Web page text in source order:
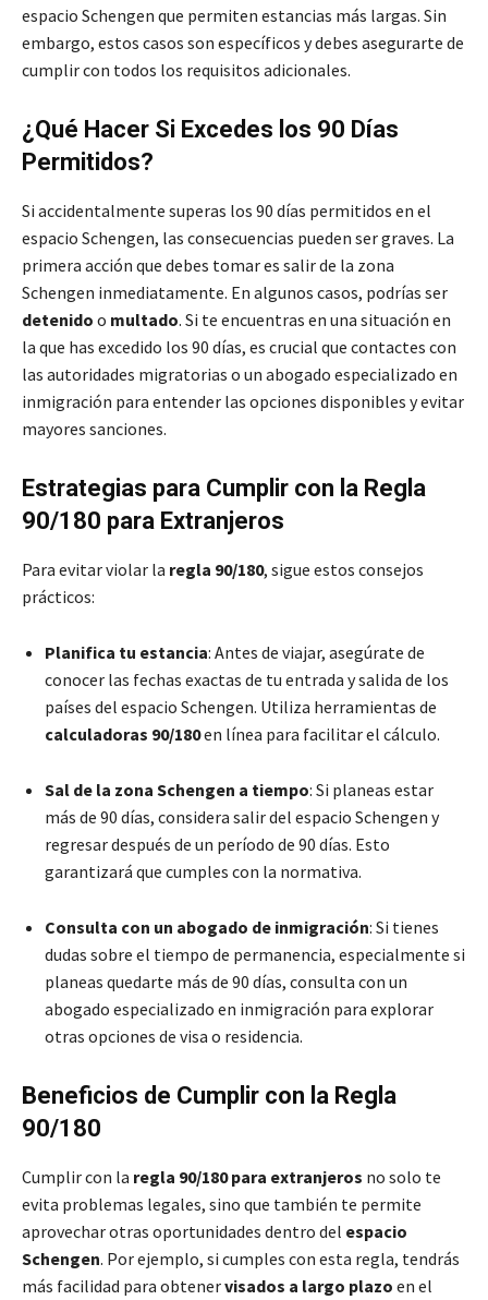
espacio Schengen que permiten estancias más largas. Sin
embargo, estos casos son específicos y debes asegurarte de
cumplir con todos los requisitos adicionales.
¿Qué Hacer Si Excedes los 90 Días
Permitidos?
Si accidentalmente superas los 90 días permitidos en el
espacio Schengen, las consecuencias pueden ser graves. La
primera acción que debes tomar es salir de la zona
Schengen inmediatamente. En algunos casos, podrías ser
detenido o multado. Si te encuentras en una situación en
la que has excedido los 90 días, es crucial que contactes con
las autoridades migratorias o un abogado especializado en
inmigración para entender las opciones disponibles y evitar
mayores sanciones.
Estrategias para Cumplir con la Regla
90/180 para Extranjeros
Para evitar violar la regla 90/180, sigue estos consejos
prácticos:
Planifica tu estancia: Antes de viajar, asegúrate de
conocer las fechas exactas de tu entrada y salida de los
países del espacio Schengen. Utiliza herramientas de
calculadoras 90/180en línea para facilitar el cálculo.
Sal de la zona Schengen a tiempo: Si planeas estar
más de 90 días, considera salir del espacio Schengen y
regresar después de un período de 90 días. Esto
garantizará que cumples con la normativa.
Consulta con un abogado de inmigración: Si tienes
dudas sobre el tiempo de permanencia, especialmente si
planeas quedarte más de 90 días, consulta con un
abogado especializado en inmigración para explorar
otras opciones de visa o residencia.
Beneficios de Cumplir con la Regla
90/180
Cumplir con la regla 90/180 para extranjeros no solo te
evita problemas legales, sino que también te permite
aprovechar otras oportunidades dentro del espacio
Schengen. Por ejemplo, si cumples con esta regla, tendrás
más facilidad para obtenervisados a largo plazo en el